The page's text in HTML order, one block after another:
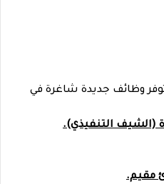
وظائف جديدة شاغرة في
(الشيف التنفيذي).
مقيم.